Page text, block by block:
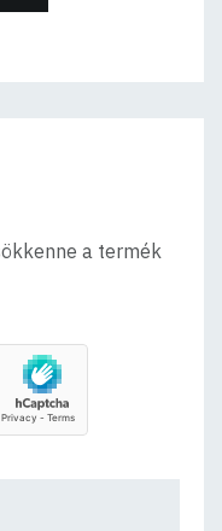
a termék